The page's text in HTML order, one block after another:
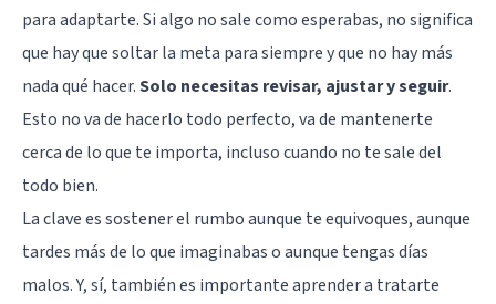
para adaptarte. Si algo no sale como esperabas, no significa
que hay que soltar la meta para siempre y que no hay más
nada qué hacer.Solo necesitas revisar, ajustar y seguir.
Esto no va de hacerlo todo perfecto, va de mantenerte
cerca de lo que te importa, incluso cuando no te sale del
todo bien.
La clave es sostener el rumbo aunque te equivoques, aunque
tardes más de lo que imaginabas o aunque tengas días
malos. Y, sí, también es importante aprender a tratarte